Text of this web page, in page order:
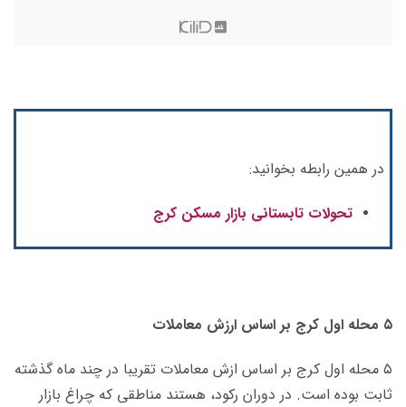
در همین رابطه بخوانید:
تحولات تابستانی بازار مسکن کرج
۵ محله اول کرج بر اساس ارزش معاملات
۵ محله اول کرج بر اساس ازش معاملات تقریبا در چند ماه گذشته
ثابت بوده است. در دوران رکود، هستند مناطقی که چراغ بازار